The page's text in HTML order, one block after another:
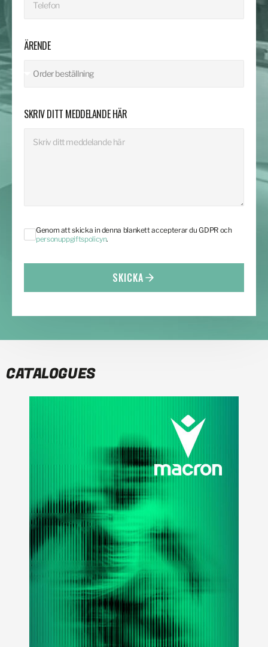
ÄRENDE
SKRIV DITT MEDDELANDE HÄR
Genom att skicka in denna blankett accepterar du GDPR och
personuppgiftspolicyn.
SKICKA
CATALOGUES